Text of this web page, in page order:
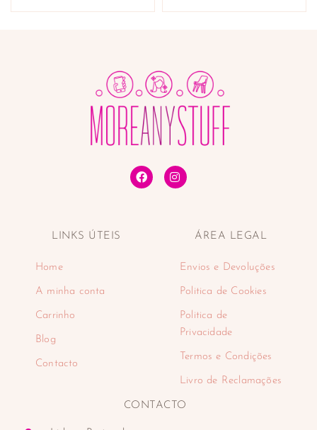
LINKS ÚTEIS
Home
A minha conta
Carrinho
Blog
Contacto
ÁREA LEGAL
Envios e Devoluções
Politica de Cookies
Politica de
Privacidade
Termos e Condições
Livro de Reclamações
CONTACTO